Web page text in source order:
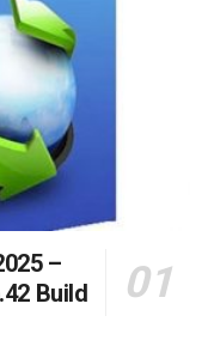
–
Build